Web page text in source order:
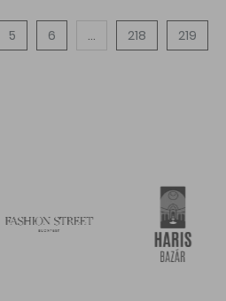
5 6 ... 218 219